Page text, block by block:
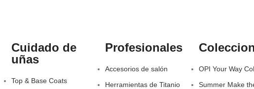
Cuidado de
uñas
Top & Base Coats
Profesionales
Accesorios de salón
Herramientas de Titanio
OPI Your Way
Summer Make